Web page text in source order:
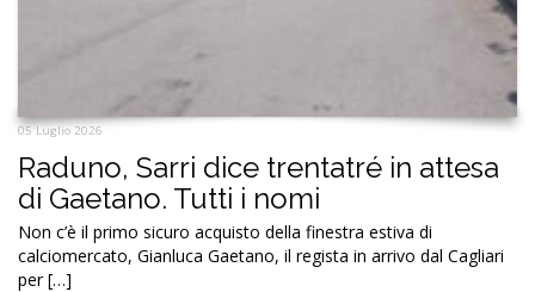
05 Luglio 2026
Raduno, Sarri dice trentatré in attesa
di Gaetano. Tutti i nomi
Non c’è il primo sicuro acquisto della finestra estiva di
calciomercato, Gianluca Gaetano, il regista in arrivo dal Cagliari
per […]